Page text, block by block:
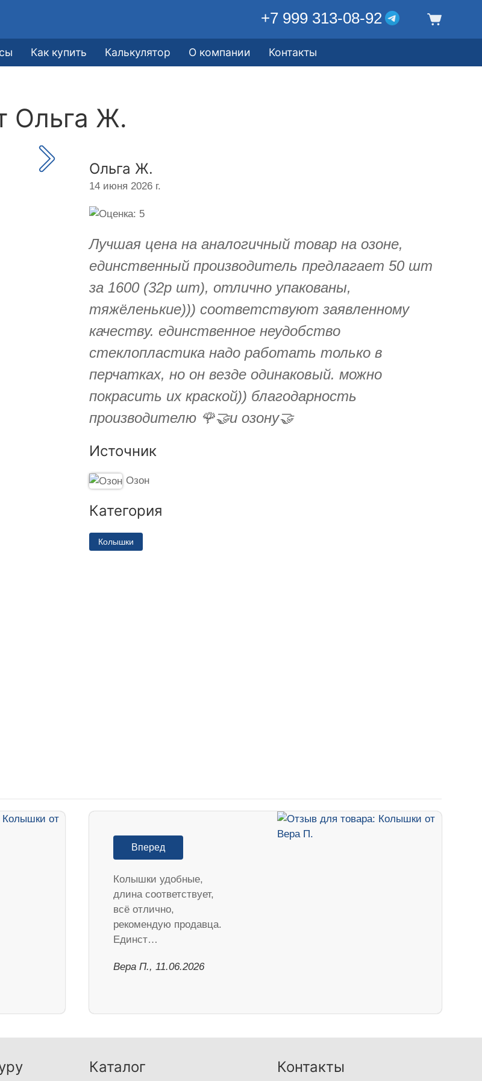
+7 999 313-08-92
Как купить Калькулятор О компании Контакты
Ольга Ж.
Ольга Ж.
14 июня 2026 г.
Лучшая цена на аналогичный товар на озоне,
единственный производитель предлагает 50 шт
за 1600 (32р шт), отлично упакованы,
тяжёленькие))) соответствуют заявленному
качеству. единственное неудобство
стеклопластика надо работать только в
перчатках, но он везде одинаковый. можно
покрасить их краской)) благодарность
производителю 🌹🤝и озону🤝
Источник
Озон
Категория
Колышки
Вперед
Колышки удобные,
длина соответствует,
всё отлично,
рекомендую продавца.
Единст…
Вера П., 11.06.2026
Каталог Контакты